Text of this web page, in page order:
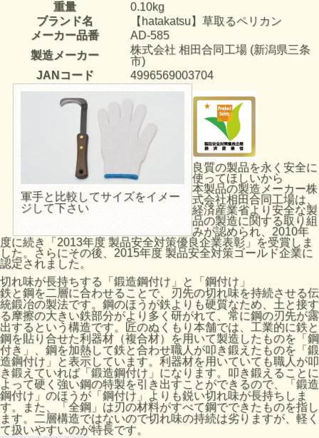
重量
0.10kg
ブランド名
【hatakatsu】草取るペリカン
メーカー品番
AD-585
製造メーカー
株式会社 相田合同工場 (新潟県三条
市)
JANコード
4996569003704
軍手と比較してサイズをイメー
ジして下さい
良質の製品を永く安全に
使ってほしいから
本製品の製造メーカー株
式会社相田合同工場は、
経済産業省より安全な製
品の製造に関する取り組
みが認められ、2010年
度に続き「2013年度 製品安全対策優良企業表彰」を受賞しま
した。さらにその後、2015年度 製品安全対策ゴールド企業に
認定されました。
切れ味が長持ちする「鍛造鋼付け」と「鋼付け」
鉄と鋼を二層に合わせることで、刃先の切れ味を持続させる伝
統鍛冶の製法です。鋼のほうが鉄よりも硬質なため、土と接す
る摩擦の大きい鉄部分がより多く研がれて、常に鋼の刃先が露
出するという構造です。匠のぬくもり本舗では、工業的に鉄と
鋼を貼り合せた利器材（複合材）を用いて製造したものを「鋼
付き」、鋼を加熱して鉄と合わせ職人が叩き鍛えたものを「鍛
造鋼付け」と表示しています。利器材を用いていても職人が叩
き鍛えていれば「鍛造鋼付け」になります。叩き鍛えることに
よって硬く強い鋼の特製を引き出すことができるので、「鍛造
鋼付け」のほうが「鋼付け」よりも鋭い切れ味が長持ちしま
す。また、「全鋼」は刃の材料がすべて鋼でできたものを指し
ます。二層構造ではないので切れ味の持続は劣りますが、軽く
て扱いやすいのが特長です。